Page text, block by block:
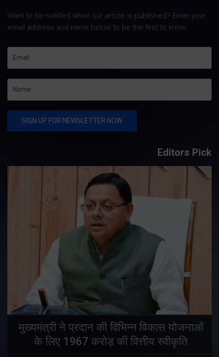
Want to be notified when our article is published? Enter your
email address and name below to be the first to know.
Editors Pick
मुख्यमंत्री ने प्रदान की विभिन्न विकास योजनाओं
के लिए 1967 करोड़ की वित्तीय स्वीकृति